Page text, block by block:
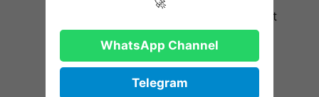
డాక్యుమెంట్ వెరిఫికేషన్ (DV) చివరి తేదీ (Last
Date for DV)
పోస్ట్ పేరు మరియు కమ్యూనిటీ
WhatsApp Channel
Telegram